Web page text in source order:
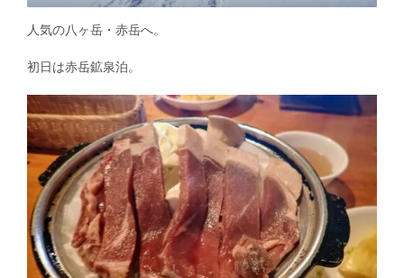
人気の八ヶ岳・赤岳へ。
初日は赤岳鉱泉泊。